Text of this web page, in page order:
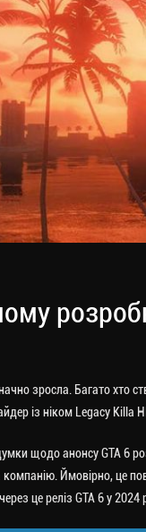
зросла. Багато хто
із ніком Legacy Killa
щодо анонсу GTA 6
Ймовірно, це
це реліз GTA 6 у